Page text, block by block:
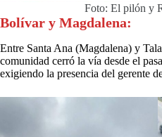
Foto: El pilón y
Bolívar y Magdalena:
Entre Santa Ana (Magdalena) y
comunidad cerró la vía desde el
exigiendo la presencia del gerente